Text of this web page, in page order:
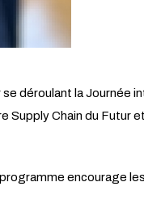
déroulant la Journée
Supply Chain du Futur
encourage